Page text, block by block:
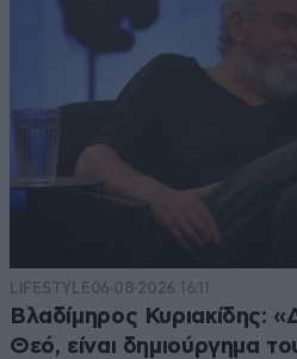
LIFESTYLE06·08·2026 16:11
Βλαδίμηρος Κυριακίδης:
Θεό, είναι δημιούργημα